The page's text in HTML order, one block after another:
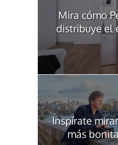
Mira cómo
distribuye el
Inspírate
más